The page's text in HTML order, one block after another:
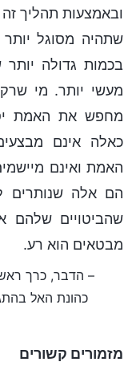
ובאמצעות תהליך
שתהיה מסוגל
בכמות גדולה
מעשי יותר. מי
מחפש את האמת
כאלה אינם
האמת ואינם
הם אלה שנותרים
שהביטויים
מבטאים הוא רע.
– הדבר, כרך
כהונת האל
מזמורים קשורים